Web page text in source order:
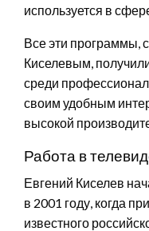
используется в
Все эти программы,
Киселевым,
среди
своим удобным
высокой
Работа в
Евгений Киселев
в 2001 году, когда
известного